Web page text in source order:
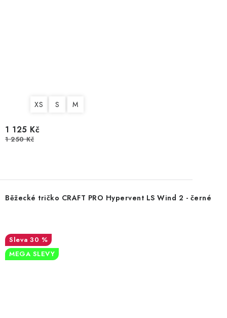
XS S M
1 125 Kč
1 250 Kč
Běžecké tričko CRAFT PRO Hypervent LS Wind 2 - černé
30 %
MEGA SLEVY